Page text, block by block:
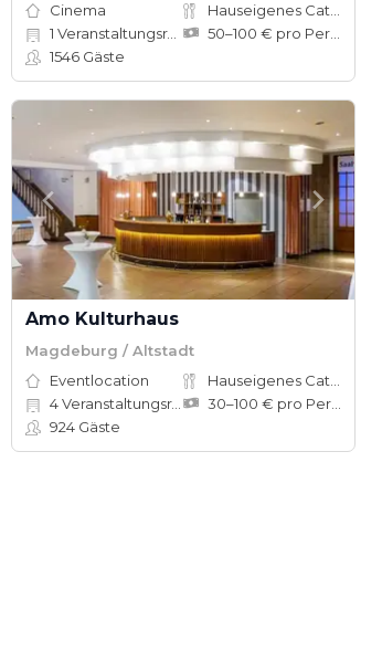
Cinema
1 Veranstaltungsräume
1546 Gäste
Amo Kulturhaus
Magdeburg / Altstadt
Eventlocation
4Veranstaltungsräume
924 Gäste